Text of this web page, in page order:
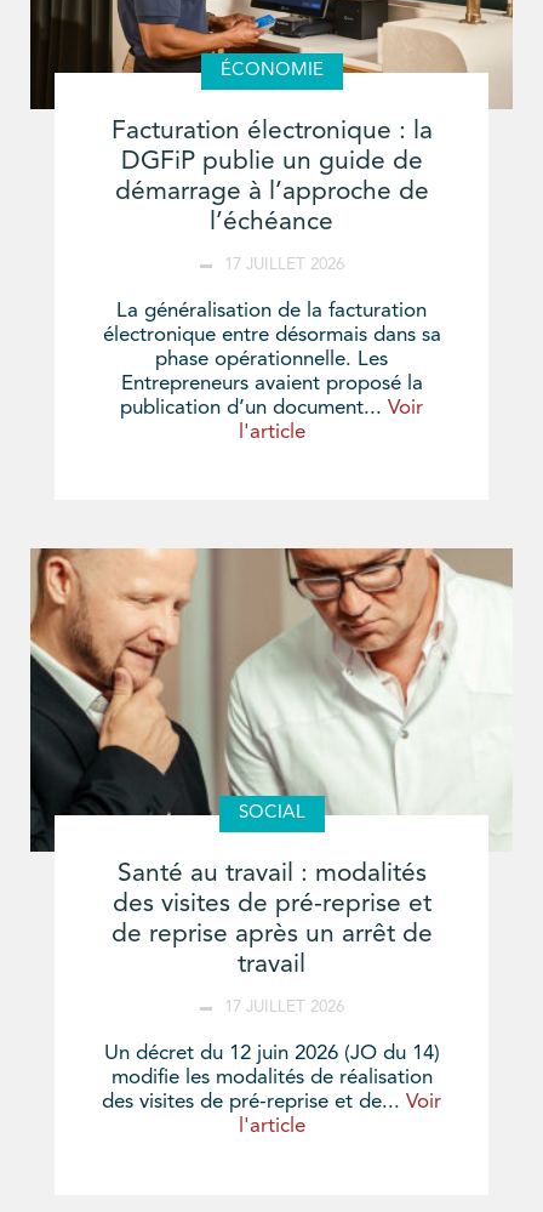
ÉCONOMIE
Facturation électronique : la
DGFiP publie un guide de
démarrage à l’approche de
l’échéance
17 JUILLET 2026
La généralisation de la facturation
électronique entre désormais dans sa
phase opérationnelle. Les
Entrepreneurs avaient proposé la
publication d’un document... Voir
l'article
SOCIAL
Santé au travail : modalités
des visites de pré-reprise et
de reprise après un arrêt de
travail
17 JUILLET 2026
Un décret du 12 juin 2026 (JO du 14)
modifie les modalités de réalisation
des visites de pré-reprise et de... Voir
l'article